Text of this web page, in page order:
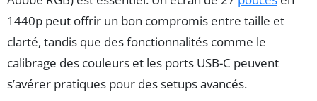
1440p peut offrir un bon compromis entre taille et
clarté, tandis que des fonctionnalités comme le
calibrage des couleurs et les ports USB-C peuvent
s’avérer pratiques pour des setups avancés.